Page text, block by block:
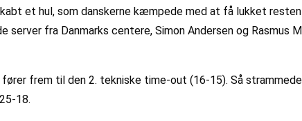
et hul, som danskerne kæmpede med at få lukket
server fra Danmarks centere, Simon Andersen og Rasmus
frem til den 2. tekniske time-out (16-15). Så
18.